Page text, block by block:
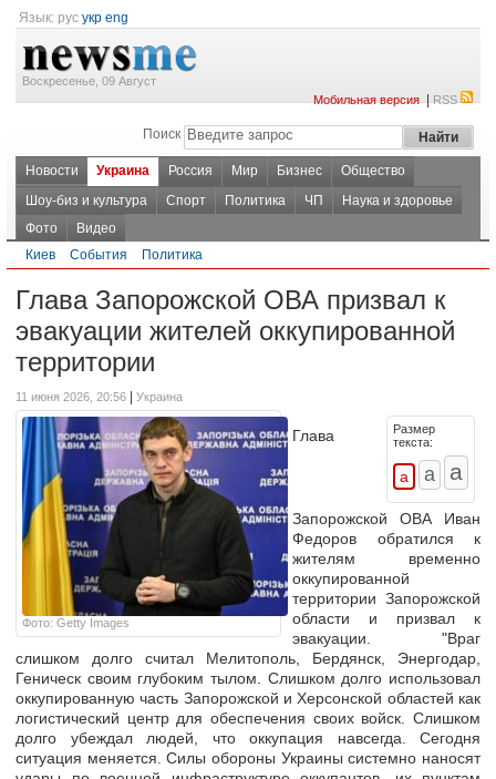
Язык: рус укр eng
Воскресенье, 09 Август
Мобильная версия|RSS
Поиск
Новости Украина Россия Мир Бизнес
Общество
Шоу-биз и культура
Спорт Политика ЧП
Наука и здоровье
Фото
Видео
Киев
События Политика
Глава Запорожской ОВА призвал к
эвакуации жителей оккупированной
территории
11 июня 2026, 20:56 Украина
Фото: Getty Images
Размер
текста:
Глава
Запорожской ОВА Иван
Федоров обратился к
жителям временно
оккупированной
территории Запорожской
области и призвал к
эвакуации. "Враг
слишком долго считал Мелитополь, Бердянск, Энергодар,
Геническ своим глубоким тылом. Слишком долго использовал
оккупированную часть Запорожской и Херсонской областей как
логистический центр для обеспечения своих войск. Слишком
долго убеждал людей, что оккупация навсегда. Сегодня
ситуация меняется. Силы обороны Украины системно наносят